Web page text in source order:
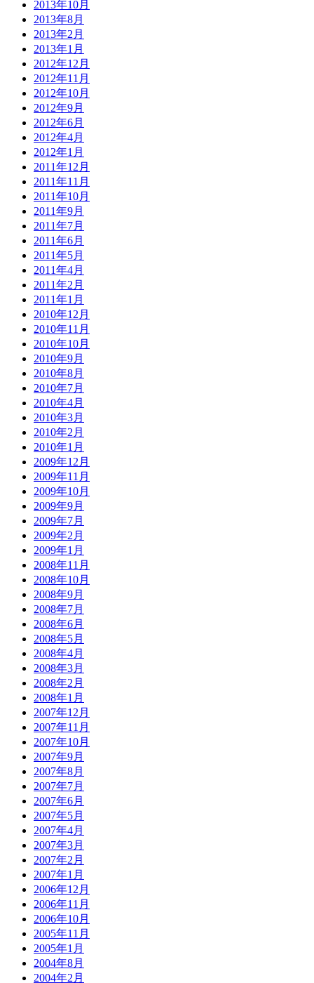
2013年10月
2013年8月
2013年2月
2013年1月
2012年12月
2012年11月
2012年10月
2012年9月
2012年6月
2012年4月
2012年1月
2011年12月
2011年11月
2011年10月
2011年9月
2011年7月
2011年6月
2011年5月
2011年4月
2011年2月
2011年1月
2010年12月
2010年11月
2010年10月
2010年9月
2010年8月
2010年7月
2010年4月
2010年3月
2010年2月
2010年1月
2009年12月
2009年11月
2009年10月
2009年9月
2009年7月
2009年2月
2009年1月
2008年11月
2008年10月
2008年9月
2008年7月
2008年6月
2008年5月
2008年4月
2008年3月
2008年2月
2008年1月
2007年12月
2007年11月
2007年10月
2007年9月
2007年8月
2007年7月
2007年6月
2007年5月
2007年4月
2007年3月
2007年2月
2007年1月
2006年12月
2006年11月
2006年10月
2005年11月
2005年1月
2004年8月
2004年2月